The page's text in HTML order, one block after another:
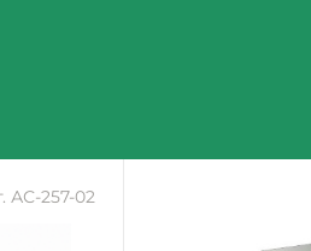
АС-257-02